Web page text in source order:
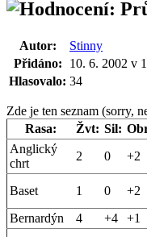
Autor:
Stinny
Přidáno:
10. 6. 2002 v
Hlasovalo: 34
Zde je ten seznam (sorry,
Rasa:
Žvt: Sil:
Anglický
chrt
2 0 +2
Baset 1 0 +2
Bernardýn
4 +4 +1